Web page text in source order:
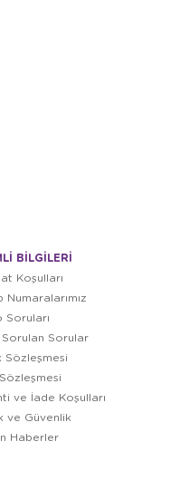
BİLGİLERİ
Koşulları
Numaralarımız
Soruları
Sorulan Sorular
Sözleşmesi
ve İade Koşulları
ve Güvenlik
Haberler